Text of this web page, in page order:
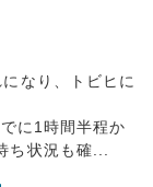
なり、トビヒに
に1時間半程か
ち状況も確...